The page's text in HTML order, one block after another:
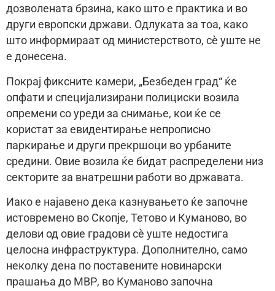
дозволената брзина, како што е практика и во
други европски држави. Одлуката за тоа, како
што информираат од министерството, сè уште не
е донесена.
Покрај фиксните камери, „Безбеден град“ ќе
опфати и специјализирани полициски возила
опремени со уреди за снимање, кои ќе се
користат за евидентирање непрописно
паркирање и други прекршоци во урбаните
средини. Овие возила ќе бидат распределени низ
секторите за внатрешни работи во државата.
Иако е најавено дека казнувањето ќе започне
истовремено во Скопје, Тетово и Куманово, во
делови од овие градови сè уште недостига
целосна инфраструктура. Дополнително, само
неколку дена по поставените новинарски
прашања до МВР, во Куманово започна